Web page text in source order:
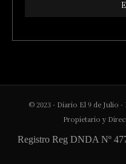
© 2023 - Diario El 9 de Julio
Propietario y
Registro Reg DNDA Nº